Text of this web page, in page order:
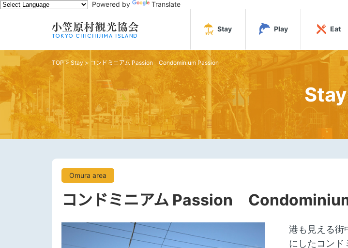
Powered by Translate
Stay Play Eat
TOP> Stay > コンドミニアム Passion Condominium Passion
Stay
Omura area
コンドミニアム Passion
港も見える街
にしたコンド